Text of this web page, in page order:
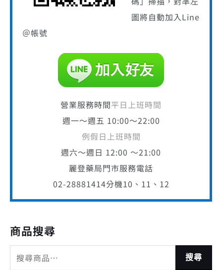
圖將自動加入Line
＠帳號
營業服務時間平日上班時間
週一～週五 10:00～22:00
例假日上班時間
週六～週日 12:00 ～21:00
麗登藥局門市服務電話
02-28881414分機10、11、12
商品搜尋
搜尋